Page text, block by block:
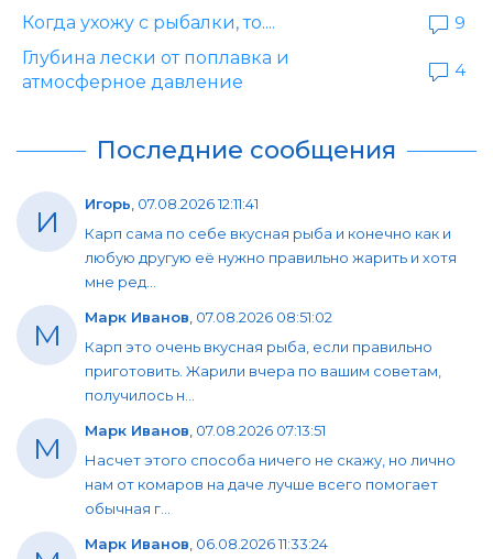
Когда ухожу с рыбалки, то....
9
Глубина лески от поплавка и
атмосферное давление
4
Последние сообщения
И Игорь 07.08.2026 12:11:41
Карп сама по себе вкусная рыба и конечно как и
любую другую её нужно правильно жарить и хотя
мне ред...
М Марк Иванов 07.08.2026 08:51:02
Карп это очень вкусная рыба, если правильно
приготовить. Жарили вчера по вашим советам,
получилось н...
М Марк Иванов 07.08.2026 07:13:51
Насчет этого способа ничего не скажу, но лично
нам от комаров на даче лучше всего помогает
обычная г...
Марк Иванов 06.08.2026 11:33:24